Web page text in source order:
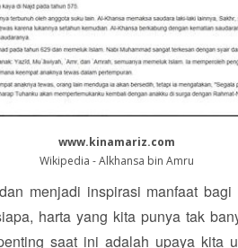
www.kinamariz.com
Wikipedia - Alkhansa bin Amru
menjadi inspirasi manfaat
harta yang kita punya tak
saat ini adalah upaya kita